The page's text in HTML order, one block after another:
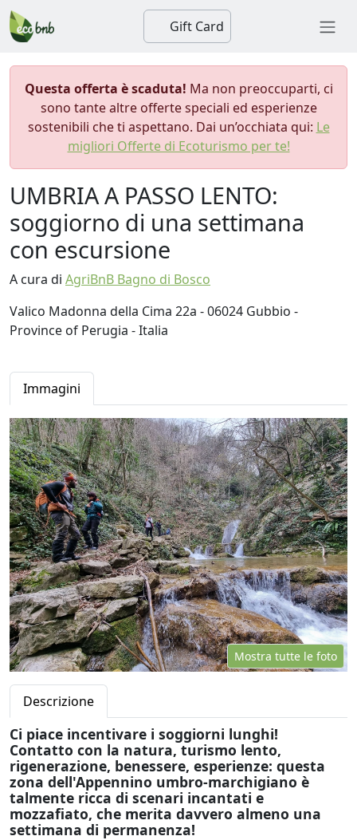
Gift Card
Questa offerta è scaduta! Ma non preoccuparti, ci
sono tante altre offerte speciali ed esperienze
sostenibili che ti aspettano. Dai un’occhiata qui: Le
migliori Offerte di Ecoturismo per te!
UMBRIA A PASSO LENTO:
soggiorno di una settimana
con escursione
A cura di AgriBnB Bagno di Bosco
Valico Madonna della Cima 22a - 06024 Gubbio -
Province of Perugia - Italia
Immagini
Mostra tutte le foto
Descrizione
Ci piace incentivare i soggiorni lunghi!
Contatto con la natura, turismo lento,
rigenerazione, benessere, esperienze: questa
zona dell'Appennino umbro-marchigiano è
talmente ricca di scenari incantati e
mozzafiato, che merita davvero almeno una
settimana di permanenza!